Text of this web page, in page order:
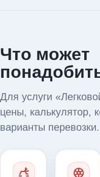
Что может
Для услуги
цены, калькулятор,
варианты перевозки.